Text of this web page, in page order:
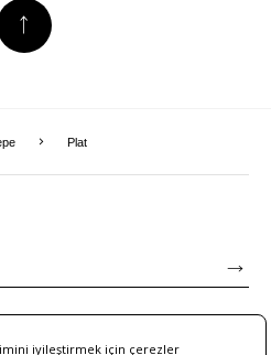
Plat
iyileştirmek için çerezler